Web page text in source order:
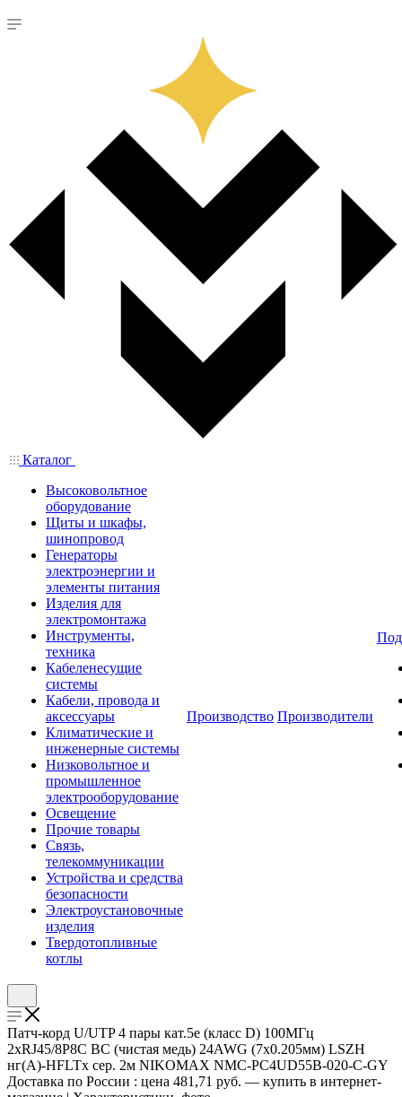
Каталог
Высоковольтное
оборудование
Щиты и шкафы,
шинопровод
Генераторы
электроэнергии и
элементы питания
Изделия для
электромонтажа
Инструменты,
техника
Кабеленесущие
системы
Кабели, провода и
аксессуары
Климатические и
инженерные системы
Низковольтное и
промышленное
электрооборудование
Освещение
Прочие товары
Связь,
телекоммуникации
Устройства и средства
безопасности
Электроустановочные
изделия
Твердотопливные
котлы
Производство Производители
Патч-корд U/UTP 4 пары кат.5e (класс D) 100МГц
2хRJ45/8P8C BC (чистая медь) 24AWG (7х0.205мм) LSZH
нг(А)-HFLTx сер. 2м NIKOMAX NMC-PC4UD55B-020-C-GY
Доставка по России : цена 481,71 руб. — купить в интернет-